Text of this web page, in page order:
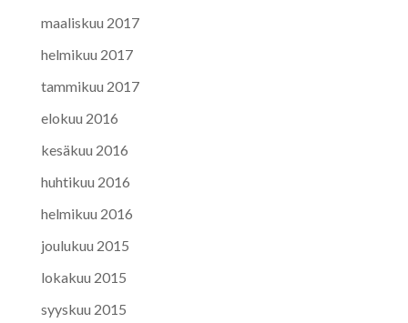
maaliskuu 2017
helmikuu 2017
tammikuu 2017
elokuu 2016
kesäkuu 2016
huhtikuu 2016
helmikuu 2016
joulukuu 2015
lokakuu 2015
syyskuu 2015